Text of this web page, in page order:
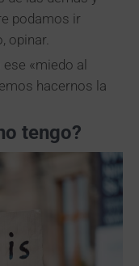
podamos ir
opinar.
«miedo al
hacernos la
tengo?